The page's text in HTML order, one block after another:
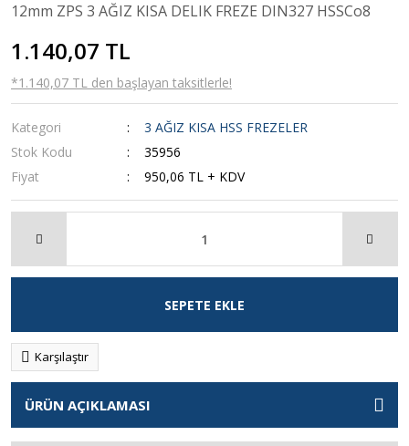
12mm ZPS 3 AĞIZ KISA DELIK FREZE DIN327 HSSCo8
1.140,07 TL
*1.140,07 TL den başlayan taksitlerle!
Kategori
3 AĞIZ KISA HSS FREZELER
Stok Kodu
35956
Fiyat
950,06 TL + KDV
SEPETE EKLE
Karşılaştır
ÜRÜN AÇIKLAMASI